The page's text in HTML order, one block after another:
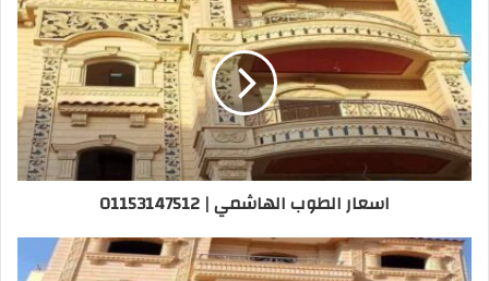
ا
ل
و
ب
اسعار الطوب الهاشمي | 01153147512